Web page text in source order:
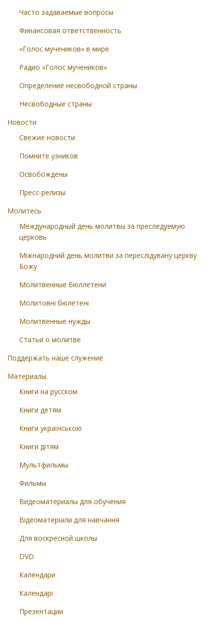
Часто задаваемые вопросы
Финансовая ответственность
«Голос мучеников» в мире
Радио «Голос мучеников»
Определение несвободной страны
Несвободные страны
Новости
Свежие новости
Помните узников
Освобождены
Пресс-релизы
Молитесь
Международный день молитвы за преследуемую
церковь
Міжнародний день молитви за переслідувану церкву
Божу
Молитвенные бюллетени
Молитовні бюлетені
Молитвенные нужды
Статьи о молитве
Поддержать наше служение
Материалы
Книги на русском
Книги детям
Книги українською
Книги дітям
Мультфильмы
Фильмы
Видеоматериалы для обучения
Відеоматеріали для навчання
Для воскресной школы
DVD
Календари
Календарі
Презентации